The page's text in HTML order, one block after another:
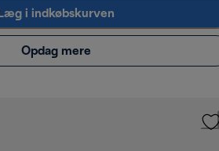
Læg i indkøbskurven
Opdag mere